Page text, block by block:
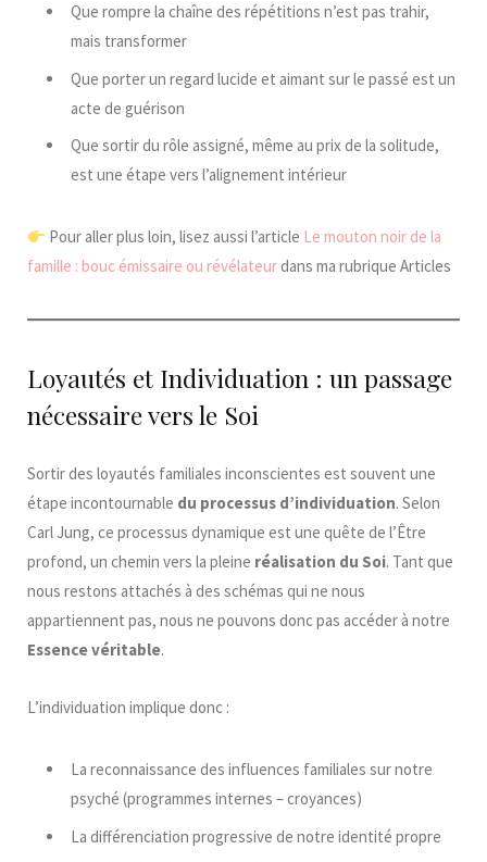
Que rompre la chaîne des répétitions n’est pas trahir,
mais transformer
Que porter un regard lucide et aimant sur le passé est un
acte de guérison
Que sortir du rôle assigné, même au prix de la solitude,
est une étape vers l’alignement intérieur
Pour aller plus loin, lisez aussi l’article Le mouton noir de la
famille : bouc émissaire ou révélateurdans ma rubrique Articles
Loyautés et Individuation : un passage
nécessaire vers le Soi
Sortir des loyautés familiales inconscientes est souvent une
étape incontournable du processus d’individuation. Selon
Carl Jung, ce processus dynamique est une quête de l’Être
profond, un chemin vers la pleine réalisation du Soi. Tant que
nous restons attachés à des schémas qui ne nous
appartiennent pas, nous ne pouvons donc pas accéder à notre
Essence véritable.
L’individuation implique donc :
La reconnaissance des influences familiales sur notre
psyché (programmes internes – croyances)
La différenciation progressive de notre identité propre